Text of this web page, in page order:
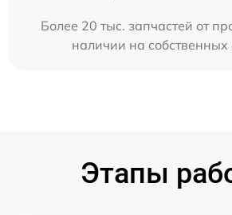
Более 20 тыс. запчастей от
наличии на собственных
Этапы